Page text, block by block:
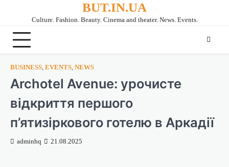
BUT.IN.UA
Culture. Fashion. Beauty. Cinema and theater. News. Events.
BUSINESS, EVENTS, NEWS
Archotel Avenue: урочисте
відкриття першого
п’ятизіркового готелю в Аркадії
adminhq 21.08.2025